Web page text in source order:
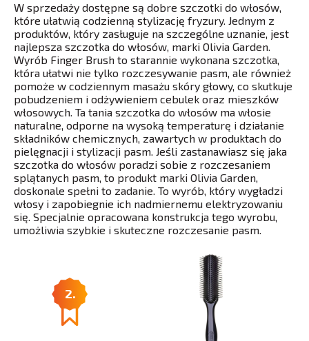
W sprzedaży dostępne są dobre szczotki do włosów,
które ułatwią codzienną stylizację fryzury. Jednym z
produktów, który zasługuje na szczególne uznanie, jest
najlepsza szczotka do włosów, marki Olivia Garden.
Wyrób Finger Brush to starannie wykonana szczotka,
która ułatwi nie tylko rozczesywanie pasm, ale również
pomoże w codziennym masażu skóry głowy, co skutkuje
pobudzeniem i odżywieniem cebulek oraz mieszków
włosowych. Ta tania szczotka do włosów ma włosie
naturalne, odporne na ​wysoką temperaturę i działanie
składników chemicznych, zawartych w produktach do
pielęgnacji i stylizacji pasm. Jeśli zastanawiasz się jaka
szczotka do włosów poradzi sobie z rozczesaniem
splątanych pasm, to produkt marki Olivia Garden,
doskonale spełni to zadanie. To wyrób, który wygładzi
włosy i zapobiegnie ich nadmiernemu elektryzowaniu
się. Specjalnie opracowana konstrukcja tego wyrobu,
umożliwia szybkie i skuteczne rozczesanie pasm.
2.